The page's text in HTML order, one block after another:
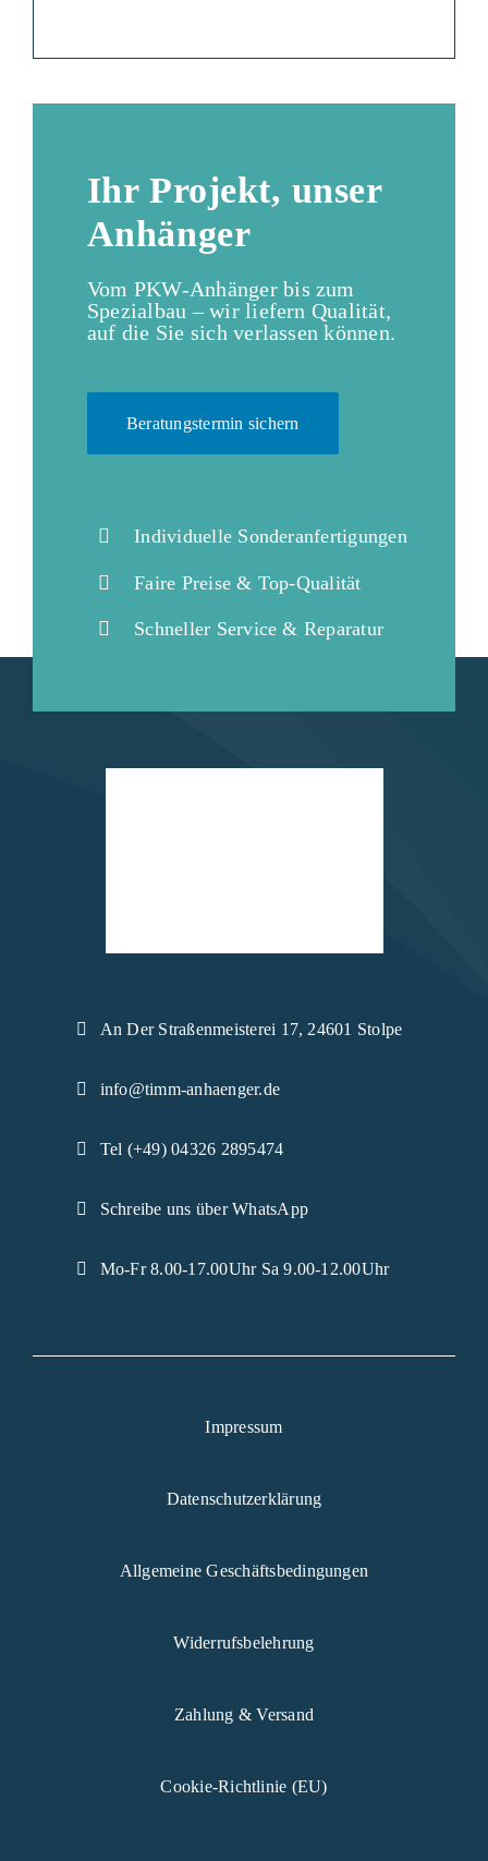
Ihr Projekt, unser
Anhänger
Vom PKW-Anhänger bis zum
Spezialbau – wir liefern Qualität,
auf die Sie sich verlassen können.
Beratungstermin sichern
Individuelle Sonderanfertigungen
Faire Preise & Top-Qualität
Schneller Service & Reparatur
An Der Straßenmeisterei 17, 24601 Stolpe
info@timm-anhaenger.de
Tel (+49) 04326 2895474
Schreibe uns über WhatsApp
Mo-Fr 8.00-17.00Uhr Sa 9.00-12.00Uhr
Impressum
Datenschutzerklärung
Allgemeine Geschäftsbedingungen
Widerrufsbelehrung
Zahlung & Versand
Cookie-Richtlinie (EU)